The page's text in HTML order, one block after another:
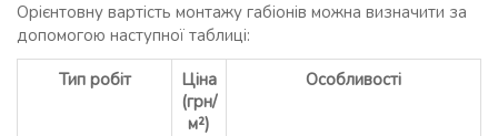
Орієнтовну вартість монтажу габіонів можна визначити за
допомогою наступної таблиці:
Тип робіт
Ціна
(грн/
м²)
Особливості